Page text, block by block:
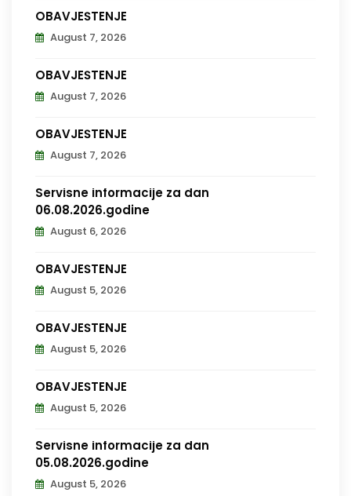
OBAVJEŠTENJE
August 7, 2026
OBAVJEŠTENJE
August 7, 2026
OBAVJEŠTENJE
August 7, 2026
Servisne informacije za dan
06.08.2026.godine
August 6, 2026
OBAVJEŠTENJE
August 5, 2026
OBAVJEŠTENJE
August 5, 2026
OBAVJEŠTENJE
August 5, 2026
Servisne informacije za dan
05.08.2026.godine
August 5, 2026